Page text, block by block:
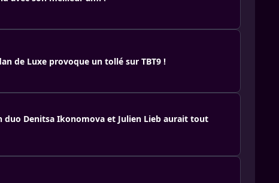
de Luxe provoque un tollé sur TBT9 !
duo Denitsa Ikonomova et Julien Lieb aurait tout